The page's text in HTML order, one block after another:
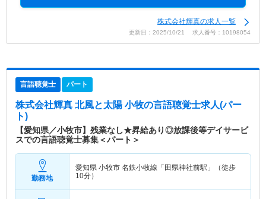
株式会社輝真の求人一覧
更新日：2025/10/21 求人番号：10198054
言語聴覚士 パート
株式会社輝真 北風と太陽 小牧の言語聴覚士求人(パー
ト)
【愛知県／小牧市】残業なし★昇給あり◎放課後等デイサービ
スでの言語聴覚士募集＜パート＞
勤務地
愛知県 小牧市 名鉄小牧線「田県神社前駅」（徒歩
10分）